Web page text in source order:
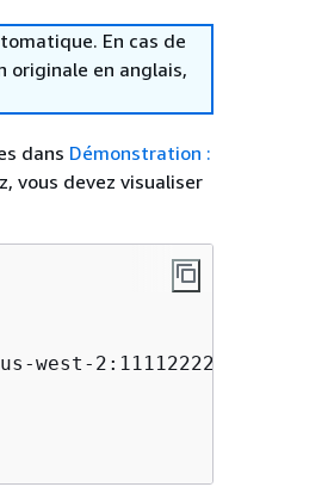
En cas de
originale en anglais,
dans Démonstration :
vous devez visualiser